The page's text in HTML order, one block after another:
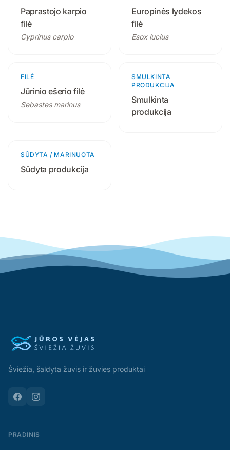
Paprastojo karpio
filė
Cyprinus carpio
Europinės lydekos
filė
Esox lucius
FILĖ
Jūrinio ešerio filė
Sebastes marinus
SMULKINTA
PRODUKCIJA
Smulkinta
produkcija
9 produktai
SŪDYTA / MARINUOTA
Sūdyta produkcija
Šviežia, šaldyta žuvis ir žuvies produktai
PRADINIS